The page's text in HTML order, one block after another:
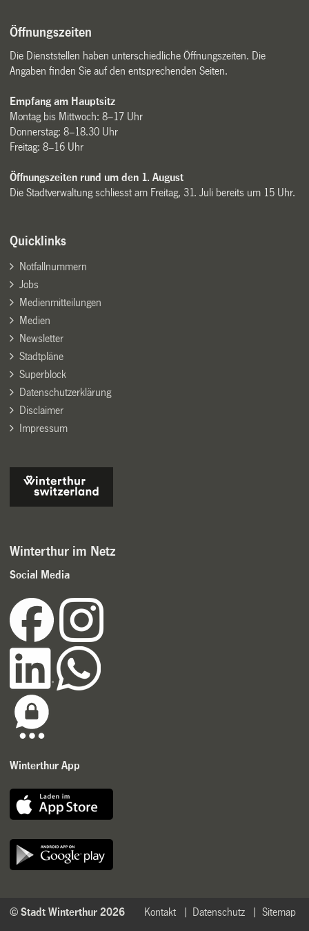
Öffnungszeiten
Die Dienststellen haben unterschiedliche Öffnungszeiten. Die
Angaben finden Sie auf den entsprechenden Seiten.
Empfang am Hauptsitz
Montag bis Mittwoch: 8–17 Uhr
Donnerstag: 8–18.30 Uhr
Freitag: 8–16 Uhr
Öffnungszeiten rund um den 1. August
Die Stadtverwaltung schliesst am Freitag, 31. Juli bereits um 15 Uhr.
Quicklinks
Notfallnummern
Jobs
Medienmitteilungen
Medien
Newsletter
Stadtpläne
Superblock
Datenschutzerklärung
Disclaimer
Impressum
Winterthur im Netz
Social Media
Winterthur App
Sitemap
Datenschutz
Kontakt
© Stadt Winterthur 2026